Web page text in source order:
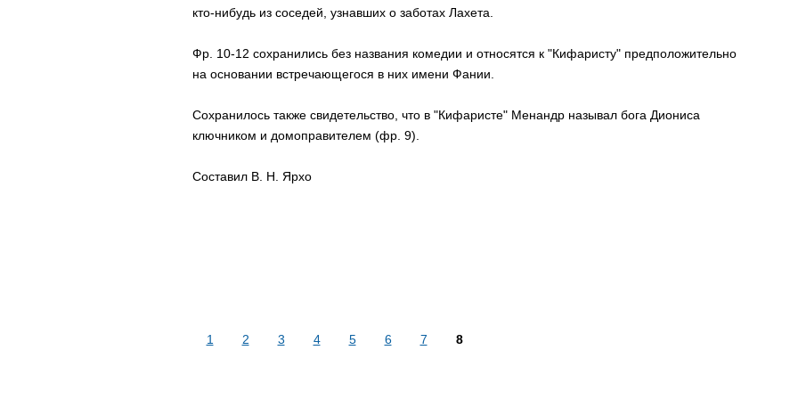
кто-нибудь из соседей, узнавших о заботах Лахета.
Фр. 10-12 сохранились без названия комедии и относятся к "Кифаристу" предположительно
на основании встречающегося в них имени Фании.
Сохранилось также свидетельство, что в "Кифаристе" Менандр называл бога Диониса
ключником и домоправителем (фр. 9).
Составил В. Н. Ярхо
1 2 3 4 5 6 7
8